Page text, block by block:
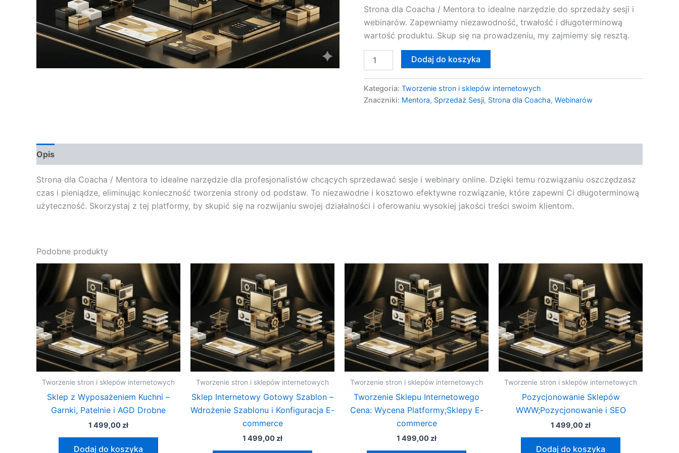
Strona dla Coacha / Mentora to idealne narzędzie do sprzedaży sesji i
webinarów. Zapewniamy niezawodność, trwałość i długoterminową
wartość produktu. Skup się na prowadzeniu, my zajmiemy się resztą.
Webinarów
Dodaj do koszyka
Kategoria: Tworzenie stron i sklepów internetowych
Znaczniki: Mentora, Sprzedaż Sesji, Strona dla Coacha, Webinarów
Opis
Strona dla Coacha / Mentora to idealne narzędzie dla profesjonalistów chcących sprzedawać sesje i webinary online. Dzięki temu rozwiązaniu oszczędzasz
czas i pieniądze, eliminując konieczność tworzenia strony od podstaw. To niezawodne i kosztowo efektywne rozwiązanie, które zapewni Ci długoterminową
użyteczność. Skorzystaj z tej platformy, by skupić się na rozwijaniu swojej działalności i oferowaniu wysokiej jakości treści swoim klientom.
Podobne produkty
Tworzenie stron i sklepów internetowych
Sklep z Wyposażeniem Kuchni –
Garnki, Patelnie i AGD Drobne
1 499,00 zł
Dodaj do koszyka
Tworzenie stron i sklepów internetowych
Sklep Internetowy Gotowy Szablon –
Wdrożenie Szablonu i Konfiguracja E-
commerce
1 499,00 zł
Tworzenie stron i sklepów internetowych
Tworzenie Sklepu Internetowego
Cena: Wycena Platformy;Sklepy E-
commerce
1 499,00 zł
Tworzenie stron i sklepów internetowych
Pozycjonowanie Sklepów
WWW;Pozycjonowanie i SEO
1 499,00 zł
Dodaj do koszyka